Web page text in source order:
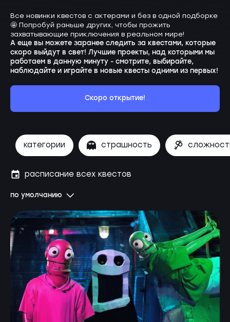
Все новинки квестов с актерами и без в одной подборке
🤩 Попробуй раньше других, чтобы прожить
захватывающие приключения в реальном мире!
А еще вы можете заранее следить за квестами, которые
скоро выйдут в свет! Лучшие проекты, над которыми мы
работаем в данную минуту - смотрите, выбирайте,
наблюдайте и играйте в новые квесты одними из первых!
Скоро открытие!
категории страшность
по умолчанию
расписание всех квестов